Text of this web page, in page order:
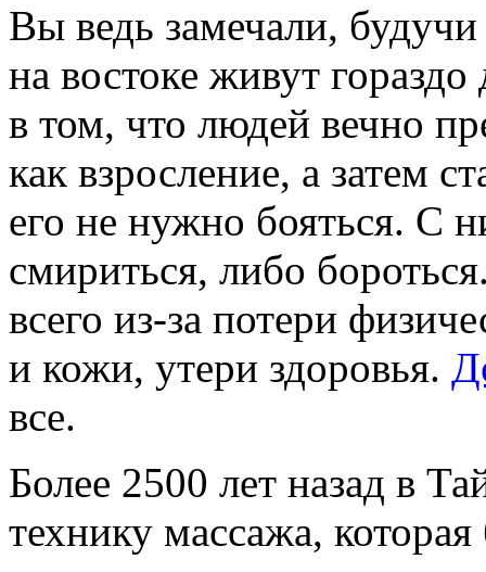
Вы ведь замечали,
на востоке живут
в том, что людей вечно
как взросление, а затем
его не нужно бояться. С
смириться, либо
всего из-за потери
и кожи, утери здоровья.
все.
Более 2500 лет назад в
технику массажа,